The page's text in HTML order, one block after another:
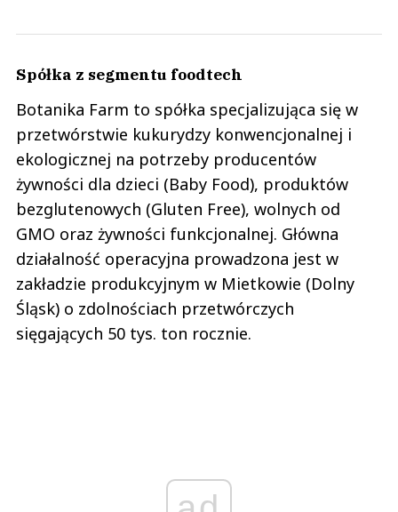
Spółka z segmentu foodtech
Botanika Farm to spółka specjalizująca się w
przetwórstwie kukurydzy konwencjonalnej i
ekologicznej na potrzeby producentów
żywności dla dzieci (Baby Food), produktów
bezglutenowych (Gluten Free), wolnych od
GMO oraz żywności funkcjonalnej. Główna
działalność operacyjna prowadzona jest w
zakładzie produkcyjnym w Mietkowie (Dolny
Śląsk) o zdolnościach przetwórczych
sięgających 50 tys. ton rocznie.